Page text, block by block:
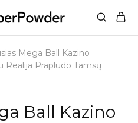
Mega Ball Kazino
Realija Praplūdo Tamsų
Ball Kazino